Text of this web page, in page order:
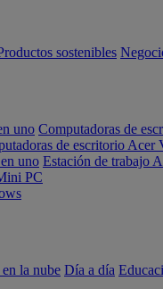
sostenibles
uno Computadoras de
de escritorio Acer
uno Estación de trabajo
PC
la nube Día a día